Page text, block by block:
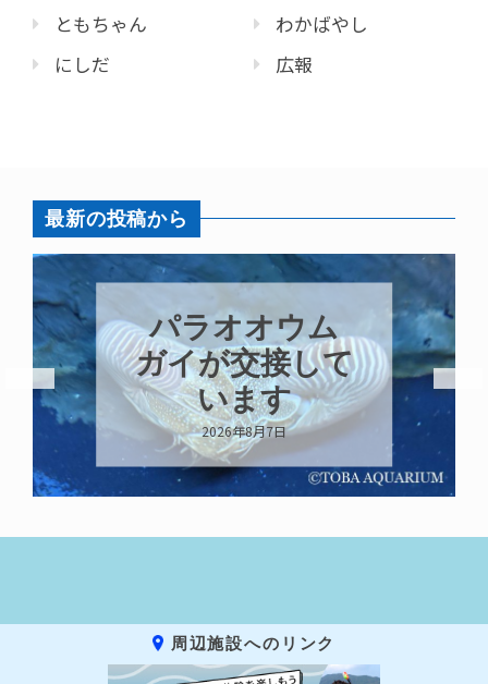
ともちゃん
にしだ
わかばやし
広報
最新の投稿から
パラオオウム
ガイが交接して
います
2026年8月7日
周辺施設へのリンク